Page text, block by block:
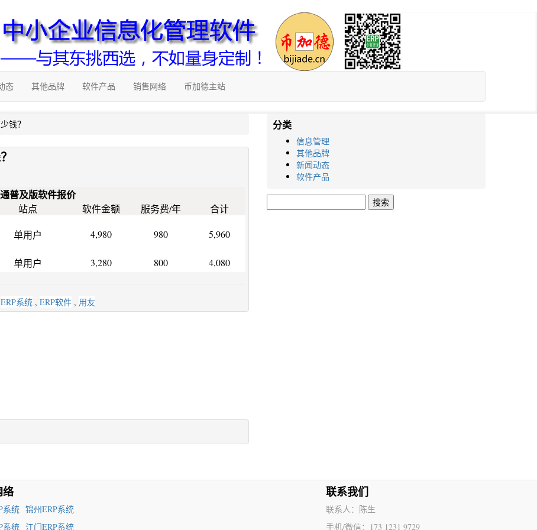
态 其他品牌 软件产品 销售网络 币加德主站
钱？
普及版软件报价
站点 软件金额 服务费/年
合计
单用户 4,980 980 5,960
单用户 3,280 800 4,080
ERP系统 , ERP软件 , 用友
分类
信息管理
其他品牌
新闻动态
软件产品
索：
络
系统 锦州ERP系统
系统 江门ERP系统
联系我们
联系人：陈生
手机/微信：173 1231 9729